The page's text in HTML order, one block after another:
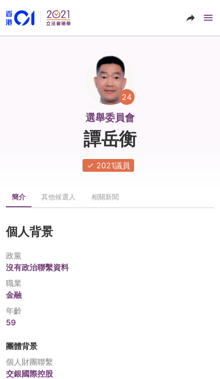
24
選舉委員會
譚岳衡
2021議員
簡介 其他候選人 相關新聞
個人背景
政黨
沒有政治聯繫資料
職業
金融
年齡
59
團體背景
個人財團聯繫
交銀國際控股